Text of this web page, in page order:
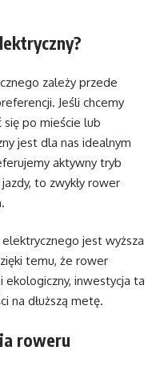
zależy przede
Jeśli chcemy
się po mieście lub
jest dla nas idealnym
aktywny tryb
to zwykły rower
jest wyższa
temu, że rower
inwestycja ta
na dłuższą metę.
roweru